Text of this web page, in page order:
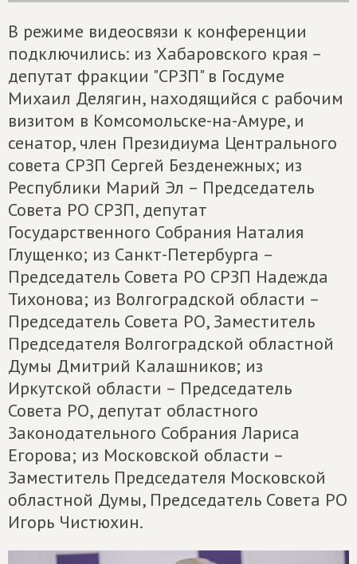
В режиме видеосвязи к конференции
подключились: из Хабаровского края –
депутат фракции "СРЗП" в Госдуме
Михаил Делягин, находящийся с рабочим
визитом в Комсомольске-на-Амуре, и
сенатор, член Президиума Центрального
совета СРЗП Сергей Безденежных; из
Республики Марий Эл – Председатель
Совета РО СРЗП, депутат
Государственного Собрания Наталия
Глущенко; из Санкт-Петербурга –
Председатель Совета РО СРЗП Надежда
Тихонова; из Волгоградской области –
Председатель Совета РО, Заместитель
Председателя Волгоградской областной
Думы Дмитрий Калашников; из
Иркутской области – Председатель
Совета РО, депутат областного
Законодательного Собрания Лариса
Егорова; из Московской области –
Заместитель Председателя Московской
областной Думы, Председатель Совета РО
Игорь Чистюхин.